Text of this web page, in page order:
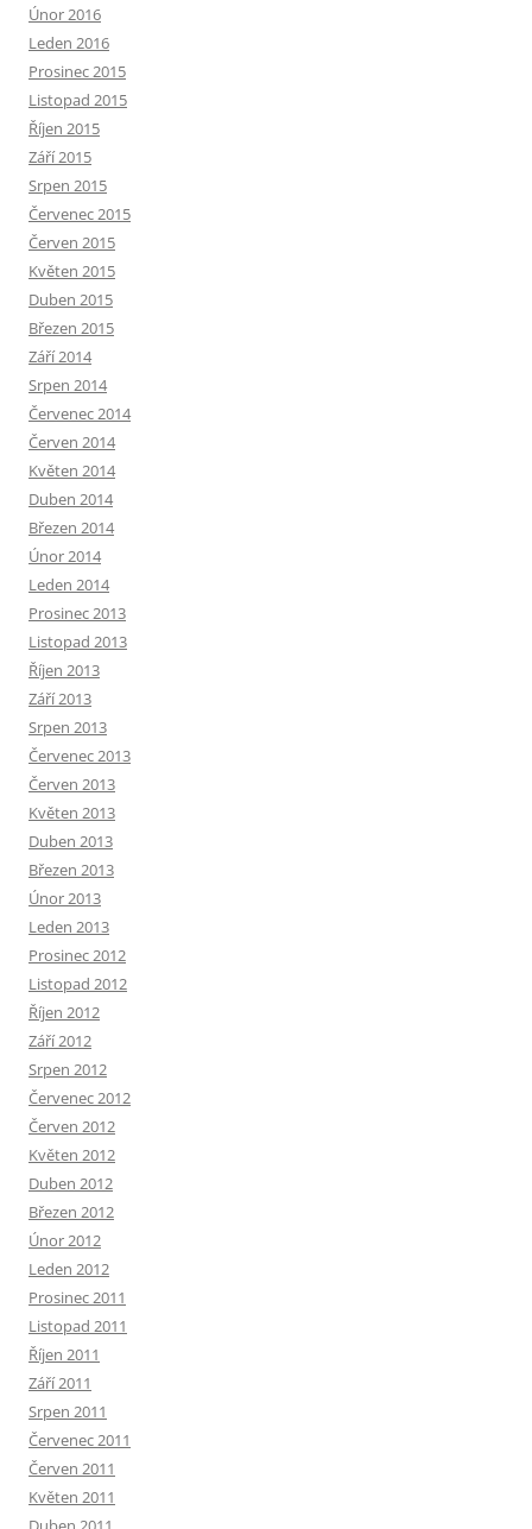
Únor 2016
Leden 2016
Prosinec 2015
Listopad 2015
Říjen 2015
Září 2015
Srpen 2015
Červenec 2015
Červen 2015
Květen 2015
Duben 2015
Březen 2015
Září 2014
Srpen 2014
Červenec 2014
Červen 2014
Květen 2014
Duben 2014
Březen 2014
Únor 2014
Leden 2014
Prosinec 2013
Listopad 2013
Říjen 2013
Září 2013
Srpen 2013
Červenec 2013
Červen 2013
Květen 2013
Duben 2013
Březen 2013
Únor 2013
Leden 2013
Prosinec 2012
Listopad 2012
Říjen 2012
Září 2012
Srpen 2012
Červenec 2012
Červen 2012
Květen 2012
Duben 2012
Březen 2012
Únor 2012
Leden 2012
Prosinec 2011
Listopad 2011
Říjen 2011
Září 2011
Srpen 2011
Červenec 2011
Červen 2011
Květen 2011